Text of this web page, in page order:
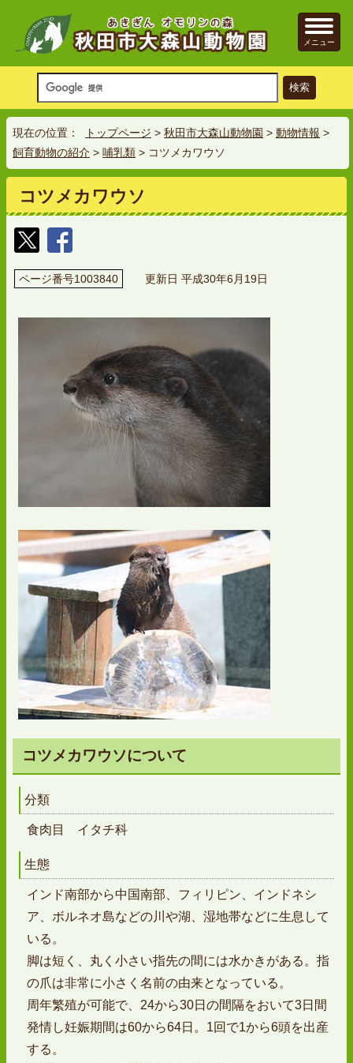
メニュー
現在の位置： トップページ > 秋田市大森山動物園 > 動物情報 >
飼育動物の紹介 > 哺乳類 > コツメカワウソ
コツメカワウソ
ページ番号1003840 更新日 平成30年6月19日
コツメカワウソについて
分類
食肉目 イタチ科
生態
インド南部から中国南部、フィリピン、インドネシ
ア、ボルネオ島などの川や湖、湿地帯などに生息して
いる。
脚は短く、丸く小さい指先の間には水かきがある。指
の爪は非常に小さく名前の由来となっている。
周年繁殖が可能で、24から30日の間隔をおいて3日間
発情し妊娠期間は60から64日。1回で1から6頭を出産
する。